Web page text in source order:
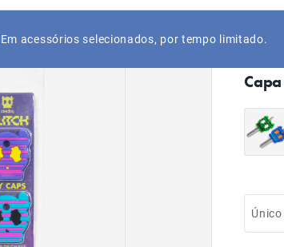
Em acessórios selecionados, por tempo limitado.
Único